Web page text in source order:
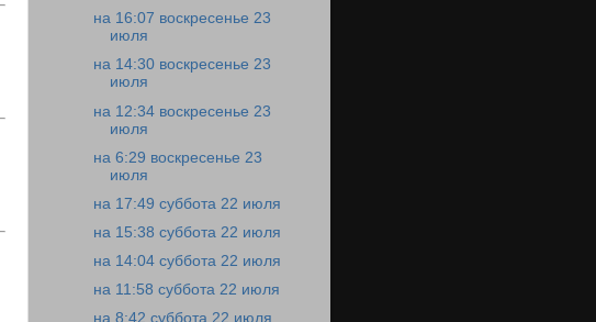
на 16:07 воскресенье 23
июля
на 14:30 воскресенье 23
июля
на 12:34 воскресенье 23
июля
на 6:29 воскресенье 23
июля
на 17:49 суббота 22 июля
на 15:38 суббота 22 июля
на 14:04 суббота 22 июля
на 11:58 суббота 22 июля
на 8:42 суббота 22 июля